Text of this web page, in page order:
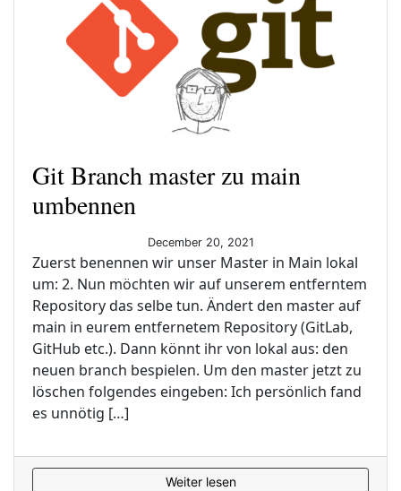
Git Branch master zu main
umbennen
December 20, 2021
Zuerst benennen wir unser Master in Main lokal
um: 2. Nun möchten wir auf unserem entferntem
Repository das selbe tun. Ändert den master auf
main in eurem entfernetem Repository (GitLab,
GitHub etc.). Dann könnt ihr von lokal aus: den
neuen branch bespielen. Um den master jetzt zu
löschen folgendes eingeben: Ich persönlich fand
es unnötig […]
Weiter lesen